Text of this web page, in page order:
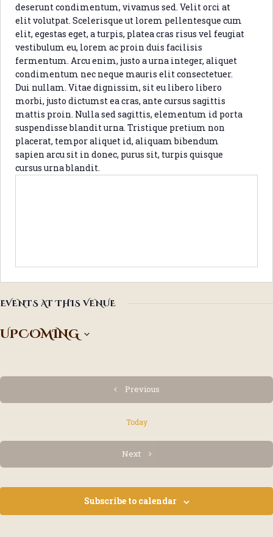
deserunt condimentum, vivamus sed. Velit orci at
elit volutpat. Scelerisque ut lorem pellentesque cum
elit, egestas eget, a turpis, platea cras risus vel feugiat
vestibulum eu, lorem ac proin duis facilisis
fermentum. Arcu enim, justo a urna integer, aliquet
condimentum nec neque mauris elit consectetuer.
Dui nullam. Vitae dignissim, sit eu libero libero
morbi, justo dictumst ea cras, ante cursus sagittis
mattis proin. Nulla sed sagittis, elementum id porta
suspendisse blandit urna. Tristique pretium non
placerat, tempor aliquet id, aliquam bibendum
sapien arcu sit in donec, purus sit, turpis quisque
cursus urna blandit.
EVENTS AT THIS VENUE
UPCOMING
l
c
a
e
PreviousEvents
Today
Next Events
Subscribe to calendar